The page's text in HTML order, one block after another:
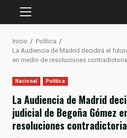
MENÚ
Inicio
Política
La Audiencia de Madrid decidirá el
en medio de resoluciones
Nacional Política
La Audiencia de Madrid
judicial de Begoña Gómez
resoluciones